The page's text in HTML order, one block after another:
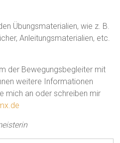
Übungsmaterialien, wie z. B.
Anleitungsmaterialien, etc.
der Bewegungsbegleiter mit
weitere Informationen
mich an oder schreiben mir